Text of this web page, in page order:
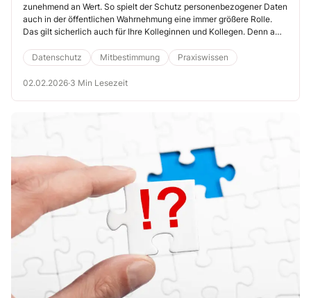
zunehmend an Wert. So spielt der Schutz personenbezogener Daten
auch in der öffentlichen Wahrnehmung eine immer größere Rolle.
Das gilt sicherlich auch für Ihre Kolleginnen und Kollegen. Denn am
Datenschutz
Mitbestimmung Praxiswissen
02.02.2026·3 Min Lesezeit